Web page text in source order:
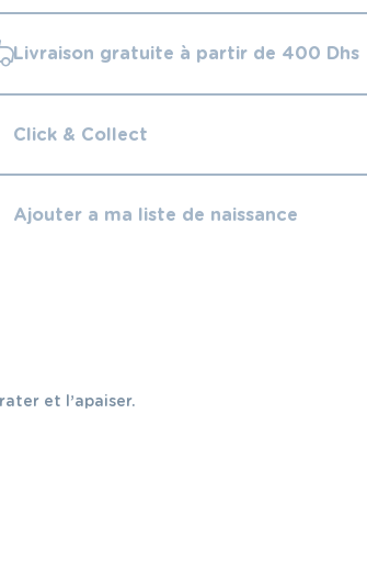
Livraison gratuite à partir de 400 Dhs
Click & Collect
Ajouter a ma liste de naissance
et l’apaiser.